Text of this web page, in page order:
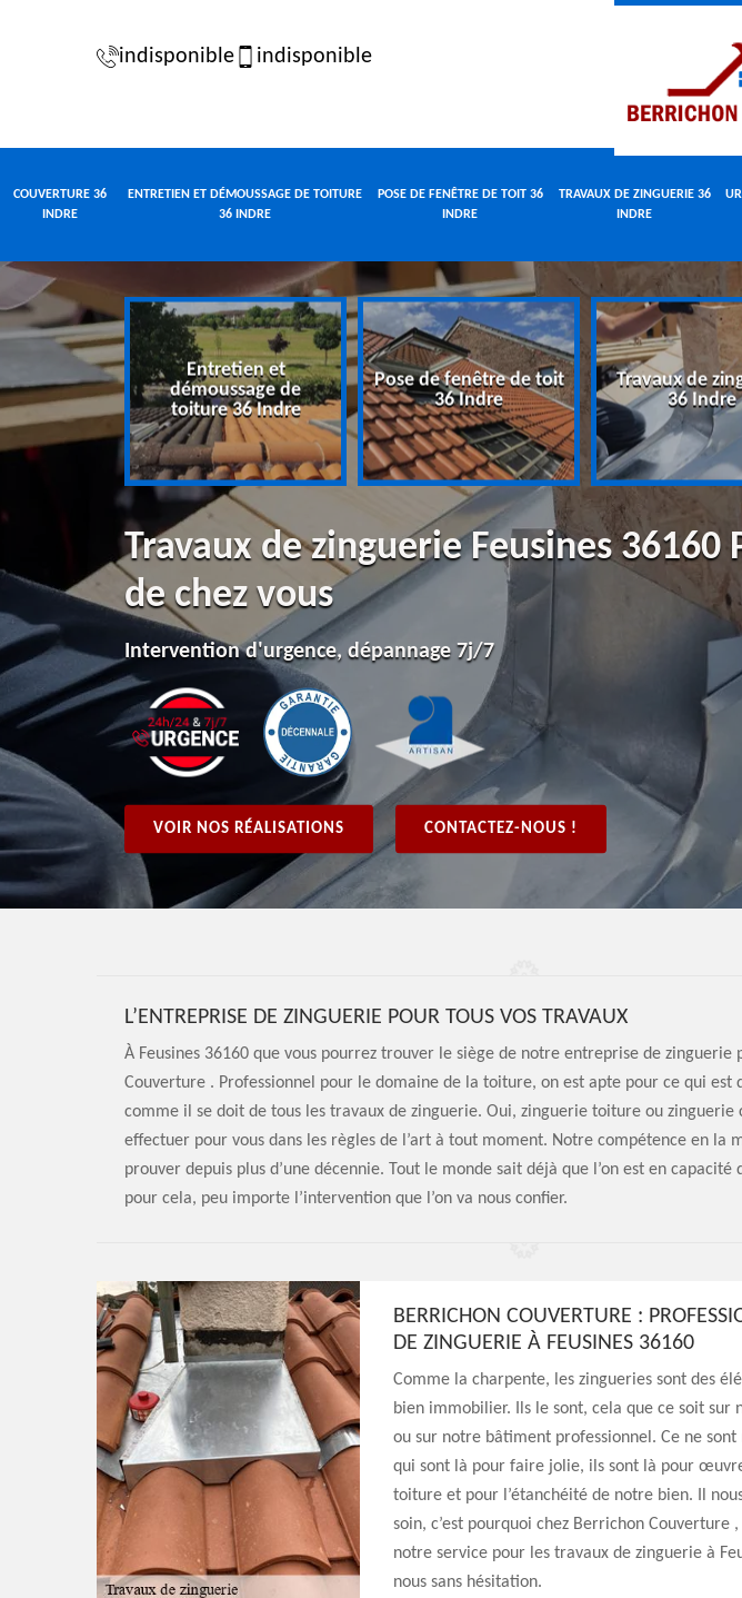
indisponible indisponible
COUVERTURE 36
INDRE
ENTRETIEN ET DÉMOUSSAGE DE TOITURE
36 INDRE
POSE DE FENÊTRE DE TOIT 36
INDRE
TRAVAUX DE ZINGUERIE 36
INDRE
36 Indre
Entretien et
démoussage de
toiture 36 Indre
Pose de fenêtre de toit
36 Indre
Travaux de
36 Indre
Travaux de zinguerie Feusines 36160
de chez vous
Intervention d'urgence, dépannage 7j/7
VOIR NOS RÉALISATIONS CONTACTEZ-NOUS !
L’ENTREPRISE DE ZINGUERIE POUR TOUS VOS TRAVAUX
À Feusines 36160 que vous pourrez trouver le siège de notre entreprise de zinguerie
Couverture . Professionnel pour le domaine de la toiture, on est apte pour ce qui est
comme il se doit de tous les travaux de zinguerie. Oui, zinguerie toiture ou zinguerie
effectuer pour vous dans les règles de l’art à tout moment. Notre compétence en la
prouver depuis plus d’une décennie. Tout le monde sait déjà que l’on est en capacité
pour cela, peu importe l’intervention que l’on va nous confier.
BERRICHON COUVERTURE :
DE ZINGUERIE À FEUSINES 36160
Comme la charpente, les zingueries sont des
bien immobilier. Ils le sont, cela que ce soit sur
ou sur notre bâtiment professionnel. Ce ne
qui sont là pour faire jolie, ils sont là pour
toiture et pour l’étanchéité de notre bien. Il
soin, c’est pourquoi chez Berrichon Couverture
notre service pour les travaux de zinguerie à
nous sans hésitation.